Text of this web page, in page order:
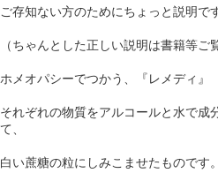
ご存知ない方のためにちょっと説明です
（ちゃんとした正しい説明は書籍等ご
ホメオパシーでつかう、『レメディ』
それぞれの物質をアルコールと水で成
て、
白い蔗糖の粒にしみこませたものです。